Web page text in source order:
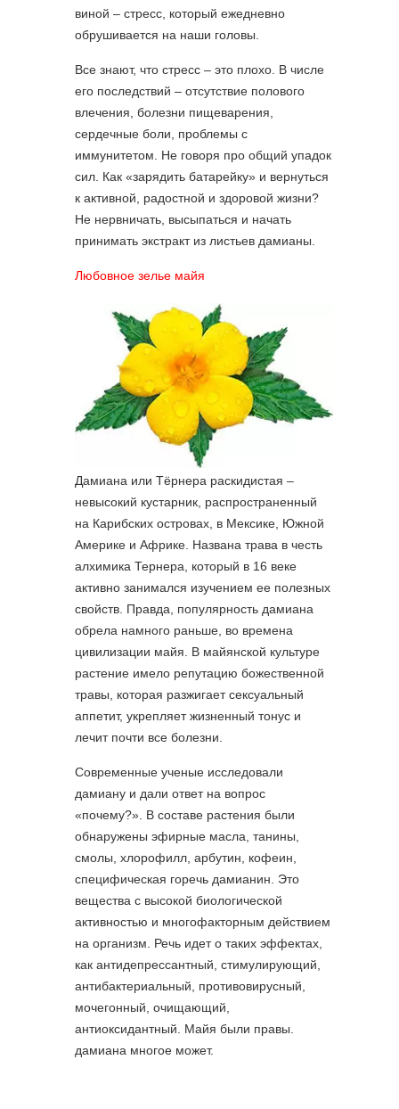
виной – стресс, который ежедневно
обрушивается на наши головы.
Все знают, что стресс – это плохо. В числе
его последствий – отсутствие полового
влечения, болезни пищеварения,
сердечные боли, проблемы с
иммунитетом. Не говоря про общий упадок
сил. Как «зарядить батарейку» и вернуться
к активной, радостной и здоровой жизни?
Не нервничать, высыпаться и начать
принимать экстракт из листьев дамианы.
Любовное зелье майя
Дамиана или Тёрнера раскидистая –
невысокий кустарник, распространенный
на Карибских островах, в Мексике, Южной
Америке и Африке. Названа трава в честь
алхимика Тернера, который в 16 веке
активно занимался изучением ее полезных
свойств. Правда, популярность дамиана
обрела намного раньше, во времена
цивилизации майя. В майянской культуре
растение имело репутацию божественной
травы, которая разжигает сексуальный
аппетит, укрепляет жизненный тонус и
лечит почти все болезни.
Современные ученые исследовали
дамиану и дали ответ на вопрос
«почему?». В составе растения были
обнаружены эфирные масла, танины,
смолы, хлорофилл, арбутин, кофеин,
специфическая горечь дамианин. Это
вещества с высокой биологической
активностью и многофакторным действием
на организм. Речь идет о таких эффектах,
как антидепрессантный, стимулирующий,
антибактериальный, противовирусный,
мочегонный, очищающий,
антиоксидантный. Майя были правы.
дамиана многое может.